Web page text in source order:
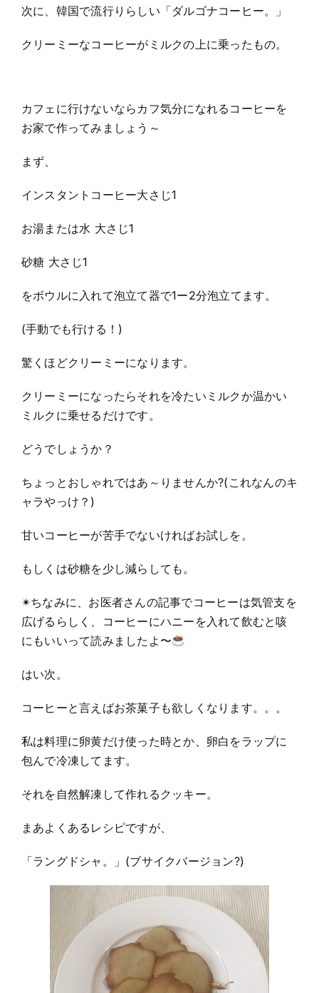
次に、韓国で流行りらしい「ダルゴナコーヒー。」
クリーミーなコーヒーがミルクの上に乗ったもの。
カフェに行けないならカフ気分になれるコーヒーを
お家で作ってみましょう～
まず、
インスタントコーヒー大さじ1
お湯または水 大さじ1
砂糖 大さじ1
をボウルに入れて泡立て器で1ー2分泡立てます。
(手動でも行ける！)
驚くほどクリーミーになります。
クリーミーになったらそれを冷たいミルクか温かい
ミルクに乗せるだけです。
どうでしょうか？
ちょっとおしゃれではあ～りませんか?(これなんのキ
ャラやっけ？)
甘いコーヒーが苦手でないければお試しを。
もしくは砂糖を少し減らしても。
✴︎ちなみに、お医者さんの記事でコーヒーは気管支を
広げるらしく、コーヒーにハニーを入れて飲むと咳
にもいいって読みましたよ〜
はい次。
コーヒーと言えばお茶菓子も欲しくなります。。。
私は料理に卵黄だけ使った時とか、卵白をラップに
包んで冷凍してます。
それを自然解凍して作れるクッキー。
まあよくあるレシピですが、
「ラングドシャ。」(ブサイクバージョン?)